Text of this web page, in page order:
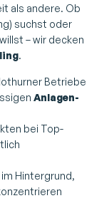
als andere. Ob
suchst oder
– wir decken
.
Betriebe
Anlagen-
bei Top-
Hintergrund,